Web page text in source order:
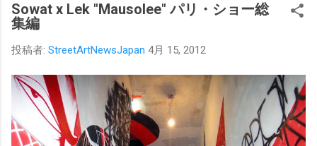
Sowat x Lek "Mausolee" パリ・ショー総
集編
投稿者: StreetArtNewsJapan 4月 15, 2012